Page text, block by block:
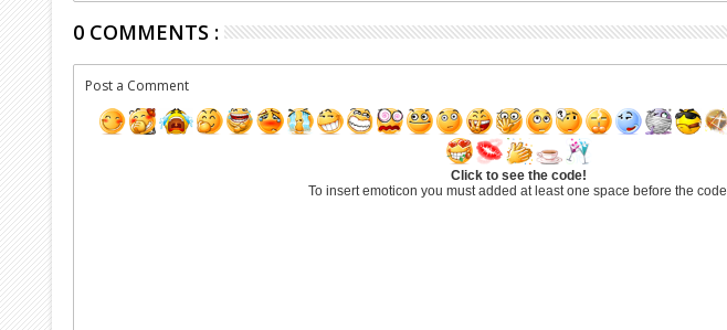
0 COMMENTS :
Post a Comment
Click to see the code!
To insert emoticon you must added at least one space before the code.